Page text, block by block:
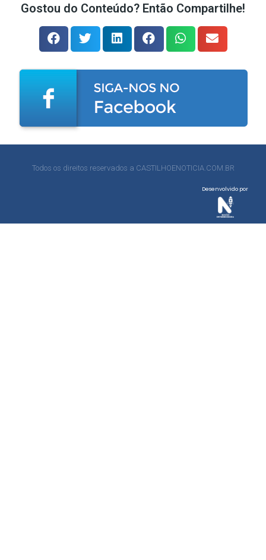
Gostou do Conteúdo? Então Compartilhe!
Todos os direitos reservados a CASTILHOENOTICIA.COM.BR
Desenvolvido por